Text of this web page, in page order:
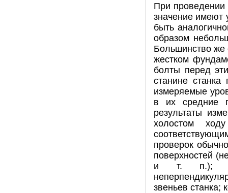
При проведении
значение имеют
быть
образом
Большинство же
жестком
болты перед
станине
измеряемые
в их средние
результаты
холостом
проверок
поверхностей
и т. п.);
звеньев станка;